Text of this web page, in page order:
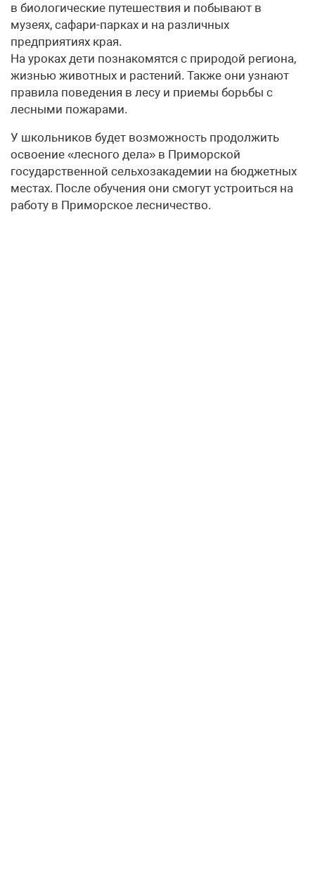
в биологические путешествия и побывают в
музеях, сафари-парках и на различных
предприятиях края.
На уроках дети познакомятся с природой региона,
жизнью животных и растений. Также они узнают
правила поведения в лесу и приемы борьбы с
лесными пожарами.
У школьников будет возможность продолжить
освоение «лесного дела» в Приморской
государственной сельхозакадемии на бюджетных
местах. После обучения они смогут устроиться на
работу в Приморское лесничество.